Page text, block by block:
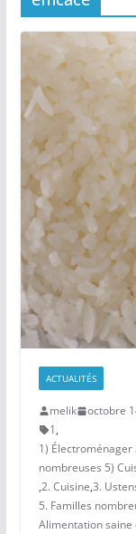
ACTUALITÉS
melik octobre
1,
1) Électroménager
nombreuses 5)
,2. Cuisine,3.
5. Familles
Alimentation saine